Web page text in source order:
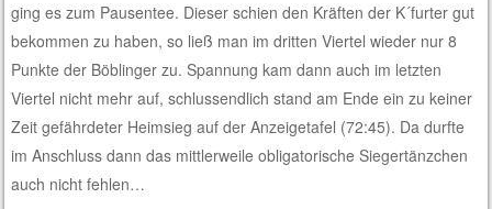
ging es zum Pausentee. Dieser schien den Kräften der K´furter gut
bekommen zu haben, so ließ man im dritten Viertel wieder nur 8
Punkte der Böblinger zu. Spannung kam dann auch im letzten
Viertel nicht mehr auf, schlussendlich stand am Ende ein zu keiner
Zeit gefährdeter Heimsieg auf der Anzeigetafel (72:45). Da durfte
im Anschluss dann das mittlerweile obligatorische Siegertänzchen
auch nicht fehlen…